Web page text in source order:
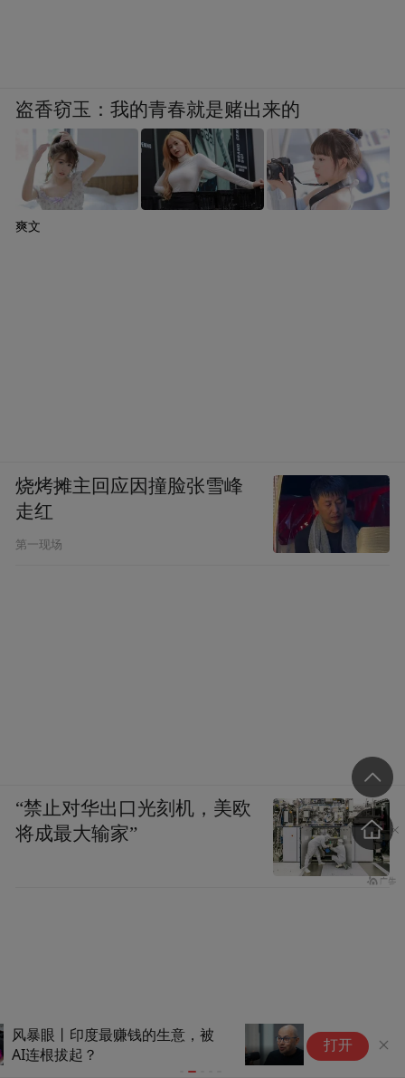
最新爆料：哈萨比斯竟然也想
走，但谷歌怕了……
打开
盗香窃玉：我的青春就是赌出来的
爽文
烧烤摊主回应因撞脸张雪峰
走红
第一现场
“禁止对华出口光刻机，美欧
将成最大输家”